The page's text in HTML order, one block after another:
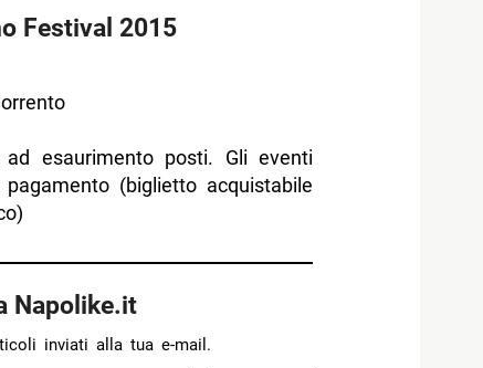
Festival 2015
esaurimento posti. Gli eventi
(biglietto acquistabile
Napolike.it
inviati alla tua e-mail.